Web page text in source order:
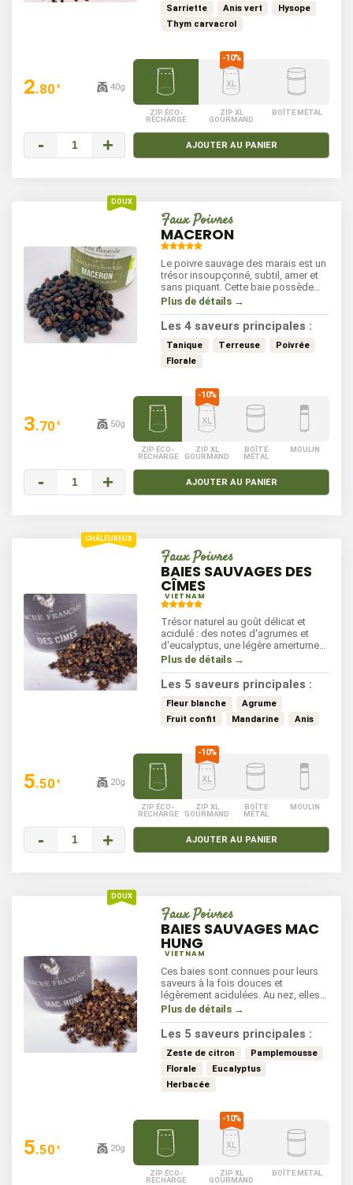
Sarriette Anis vert
Hysope
Thym carvacrol
2.80 € 40g
ZIP ÉCO-
RECHARGE
ZIP XL
GOURMAND
BOÎTE MÉTAL
- + AJOUTER AU PANIER
Faux Poivres
MACERON
Le poivre sauvage des marais est un
trésor insoupçonné, subtil, amer et
sans piquant. Cette baie possède
des arômes rappelant le céleri et
salants de l'ile de Ré, ces baies
sauvages aux saveurs florales et
terreuses évoquent en fin de bouche
des arômes de truffe. Un poivre «à la
vos légumes et vos bouillons.
Plus de détails →
Les 4 saveurs principales :
Tanique Terreuse
Poivrée
Florale
3.70 € 50g
ZIP ÉCO-
RECHARGE
ZIP XL
GOURMAND
BOÎTE
MÉTAL
MOULIN
- + AJOUTER AU PANIER
Faux Poivres
BAIES SAUVAGES DES
CÎMES
VIETNAM
Trésor naturel au goût délicat et
acidulé : des notes d'agrumes et
d'eucalyptus, une légère amertume
et un final anisé. Le piquant est bref
persistantes. Ces baies se marient
parfaitement avec des desserts, des
sauces ou des vinaigrettes.
Plus de détails →
Les 5 saveurs principales :
Fleur blanche
Agrume
Fruit confit
Mandarine Anis
5.50 € 20g
ZIP ÉCO-
RECHARGE
ZIP XL
GOURMAND
BOÎTE
MÉTAL
MOULIN
- + AJOUTER AU PANIER
Faux Poivres
BAIES SAUVAGES MAC
HUNG
VIETNAM
Ces baies sont connues pour leurs
saveurs à la fois douces et
légèrement acidulées. Au nez, elles
dévoilent des notes de clémentine,
pointes d'anis et d'eucalyptus. En
bouche, elles surprennent avec un
ressenti légèrement anesthésiant et
amer. Elles se marient parfaitement
sauces, ajoutant une note fruitée
Plus de détails →
Les 5 saveurs principales :
Zeste de citron
Pamplemousse
Florale
Eucalyptus
Herbacée
5.50 € 20g
ZIP ÉCO-
RECHARGE
ZIP XL
GOURMAND
BOÎTE MÉTAL